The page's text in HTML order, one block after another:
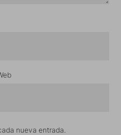
nueva entrada.